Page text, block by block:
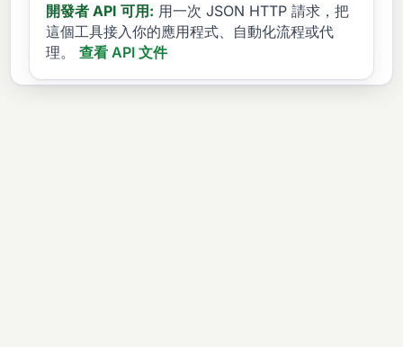
開發者 API 可用: 用一次 JSON HTTP 請求，把
這個工具接入你的應用程式、自動化流程或代
理。
查看 API 文件